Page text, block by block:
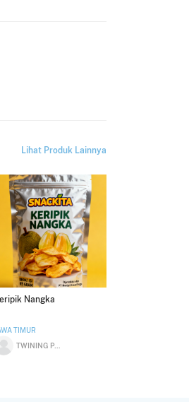
Lihat Produk Lainnya
Nangka
TIMUR